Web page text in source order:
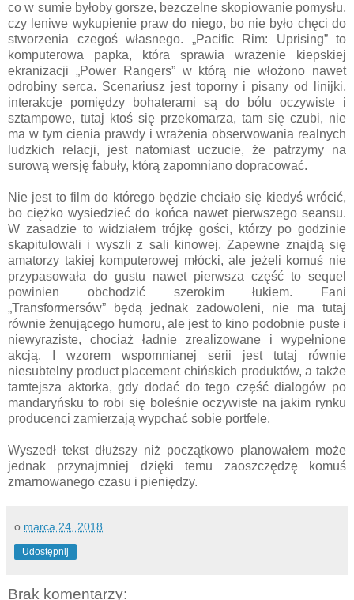
co w sumie byłoby gorsze, bezczelne skopiowanie pomysłu,
czy leniwe wykupienie praw do niego, bo nie było chęci do
stworzenia czegoś własnego. „Pacific Rim: Uprising” to
komputerowa papka, która sprawia wrażenie kiepskiej
ekranizacji „Power Rangers” w którą nie włożono nawet
odrobiny serca. Scenariusz jest toporny i pisany od linijki,
interakcje pomiędzy bohaterami są do bólu oczywiste i
sztampowe, tutaj ktoś się przekomarza, tam się czubi, nie
ma w tym cienia prawdy i wrażenia obserwowania realnych
ludzkich relacji, jest natomiast uczucie, że patrzymy na
surową wersję fabuły, którą zapomniano dopracować.
Nie jest to film do którego będzie chciało się kiedyś wrócić,
bo ciężko wysiedzieć do końca nawet pierwszego seansu.
W zasadzie to widziałem trójkę gości, którzy po godzinie
skapitulowali i wyszli z sali kinowej. Zapewne znajdą się
amatorzy takiej komputerowej młócki, ale jeżeli komuś nie
przypasowała do gustu nawet pierwsza część to sequel
powinien obchodzić szerokim łukiem. Fani
„Transformersów” będą jednak zadowoleni, nie ma tutaj
równie żenującego humoru, ale jest to kino podobnie puste i
niewyraziste, chociaż ładnie zrealizowane i wypełnione
akcją. I wzorem wspomnianej serii jest tutaj równie
niesubtelny product placement chińskich produktów, a także
tamtejsza aktorka, gdy dodać do tego część dialogów po
mandaryńsku to robi się boleśnie oczywiste na jakim rynku
producenci zamierzają wypchać sobie portfele.
Wyszedł tekst dłuższy niż początkowo planowałem może
jednak przynajmniej dzięki temu zaoszczędzę komuś
zmarnowanego czasu i pieniędzy.
o marca 24, 2018
Udostępnij
Brak komentarzy: